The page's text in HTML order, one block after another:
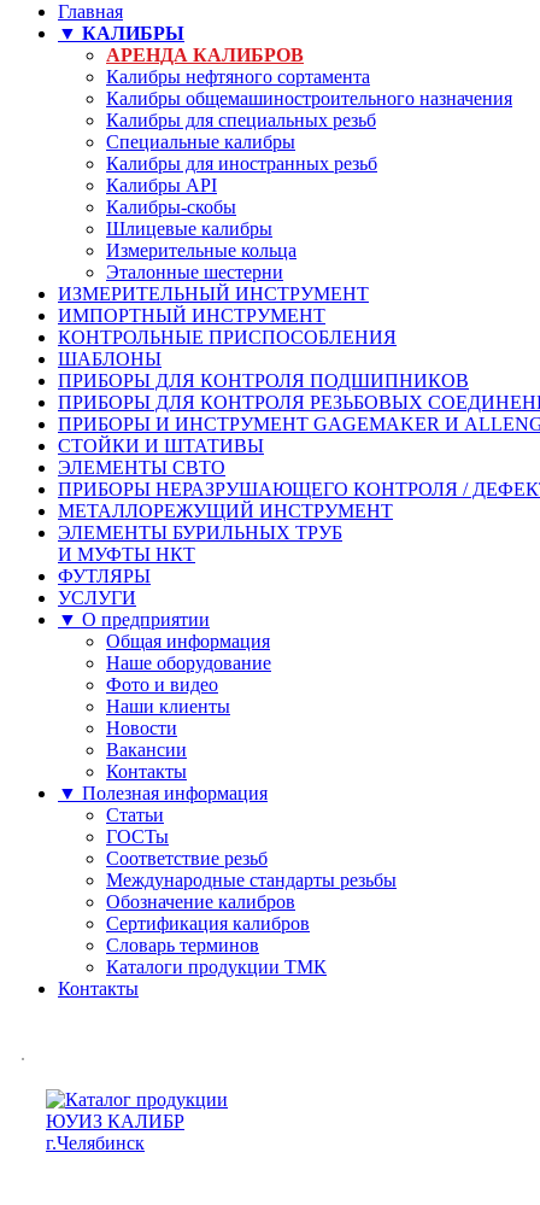
Главная
▼ КАЛИБРЫ
АРЕНДА КАЛИБРОВ
Калибры нефтяного сортамента
Калибры общемашиностроительного назначения
Калибры для специальных резьб
Специальные калибры
Калибры для иностранных резьб
Калибры API
Калибры-скобы
Шлицевые калибры
Измерительные кольца
Эталонные шестерни
ИЗМЕРИТЕЛЬНЫЙ ИНСТРУМЕНТ
ИМПОРТНЫЙ ИНСТРУМЕНТ
КОНТРОЛЬНЫЕ ПРИСПОСОБЛЕНИЯ
ШАБЛОНЫ
ПРИБОРЫ ДЛЯ КОНТРОЛЯ ПОДШИПНИКОВ
ПРИБОРЫ ДЛЯ КОНТРОЛЯ РЕЗЬБОВЫХ
ПРИБОРЫ И ИНСТРУМЕНТ GAGEMAKER И
СТОЙКИ И ШТАТИВЫ
ЭЛЕМЕНТЫ СВТО
ПРИБОРЫ НЕРАЗРУШАЮЩЕГО КОНТРОЛЯ /
МЕТАЛЛОРЕЖУЩИЙ ИНСТРУМЕНТ
ЭЛЕМЕНТЫ БУРИЛЬНЫХ ТРУБ
И МУФТЫ НКТ
ФУТЛЯРЫ
УСЛУГИ
▼ О предприятии
Общая информация
Наше оборудование
Фото и видео
Наши клиенты
Новости
Вакансии
Контакты
▼ Полезная информация
Статьи
ГОСТы
Соответствие резьб
Международные стандарты резьбы
Обозначение калибров
Сертификация калибров
Словарь терминов
Каталоги продукции ТМК
Контакты